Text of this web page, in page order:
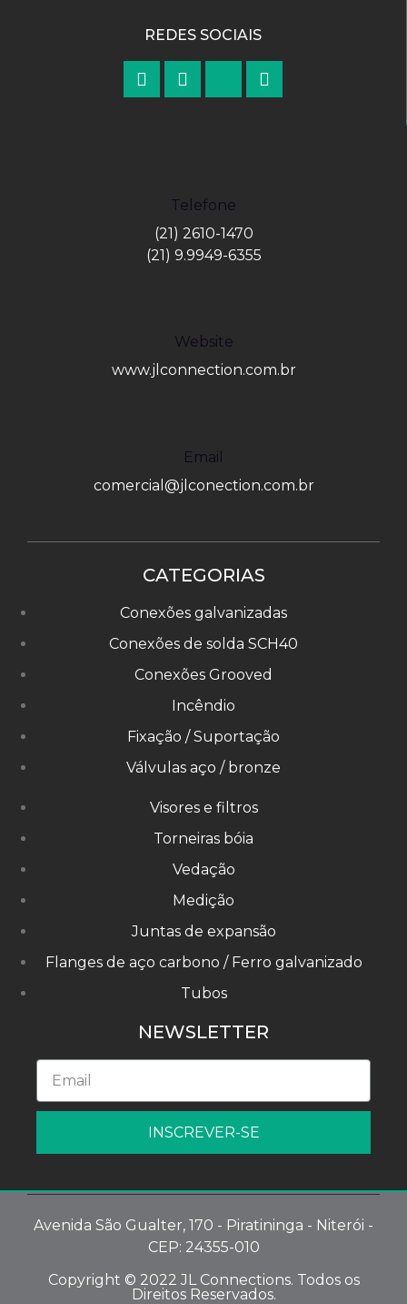
REDES SOCIAIS
Telefone
(21) 2610-1470
(21) 9.9949-6355
Website
www.jlconnection.com.br
Email
comercial@jlconection.com.br
CATEGORIAS
Conexões galvanizadas
Conexões de solda SCH40
Conexões Grooved
Incêndio
Fixação / Suportação
Válvulas aço / bronze
Visores e filtros
Torneiras bóia
Vedação
Medição
Juntas de expansão
Flanges de aço carbono / Ferro galvanizado
Tubos
NEWSLETTER
INSCREVER-SE
Avenida São Gualter, 170 - Piratininga - Niterói -
CEP: 24355-010
Copyright © 2022 JL Connections. Todos os
Direitos Reservados.